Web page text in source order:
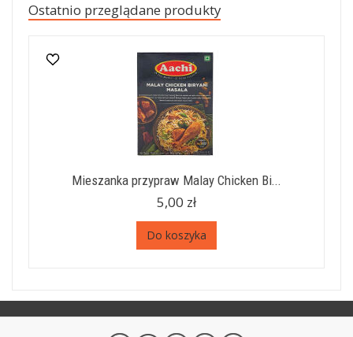
Ostatnio przeglądane produkty
Mieszanka przypraw Malay Chicken Bi...
5,00 zł
Do koszyka